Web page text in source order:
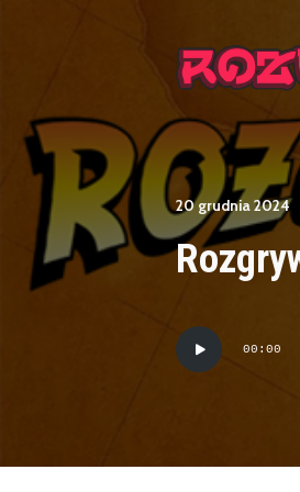
20 grudnia 2024
Odtwarzacz
plików
00:00